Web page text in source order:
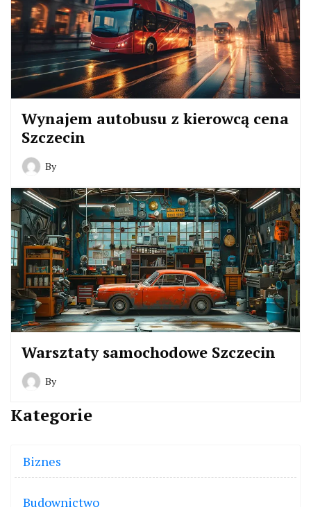
Wynajem autobusu z kierowcą cena
Szczecin
By
Warsztaty samochodowe Szczecin
By
Kategorie
Biznes
Budownictwo